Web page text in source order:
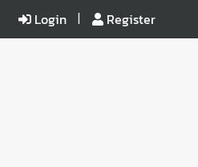
Login Register